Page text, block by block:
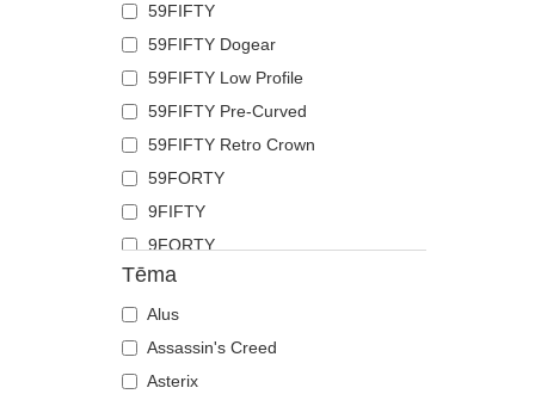
Franču buldogs
Gailis
Galvaskauss
Gepards
Govs
Grifs
Haizivs
Jāņtārpiņš
Jenots
Kaija
Kaķis
Kaza
59FIFTY
59FIFTY Dogear
59FIFTY Low Profile
59FIFTY Pre-Curved
59FIFTY Retro Crown
59FORTY
9FIFTY
9FORTY
9FORTY APEX
9FORTY M-Crown
9SEVENTY
9TWENTY
Tēma
Alus
Assassin's Creed
Asterix